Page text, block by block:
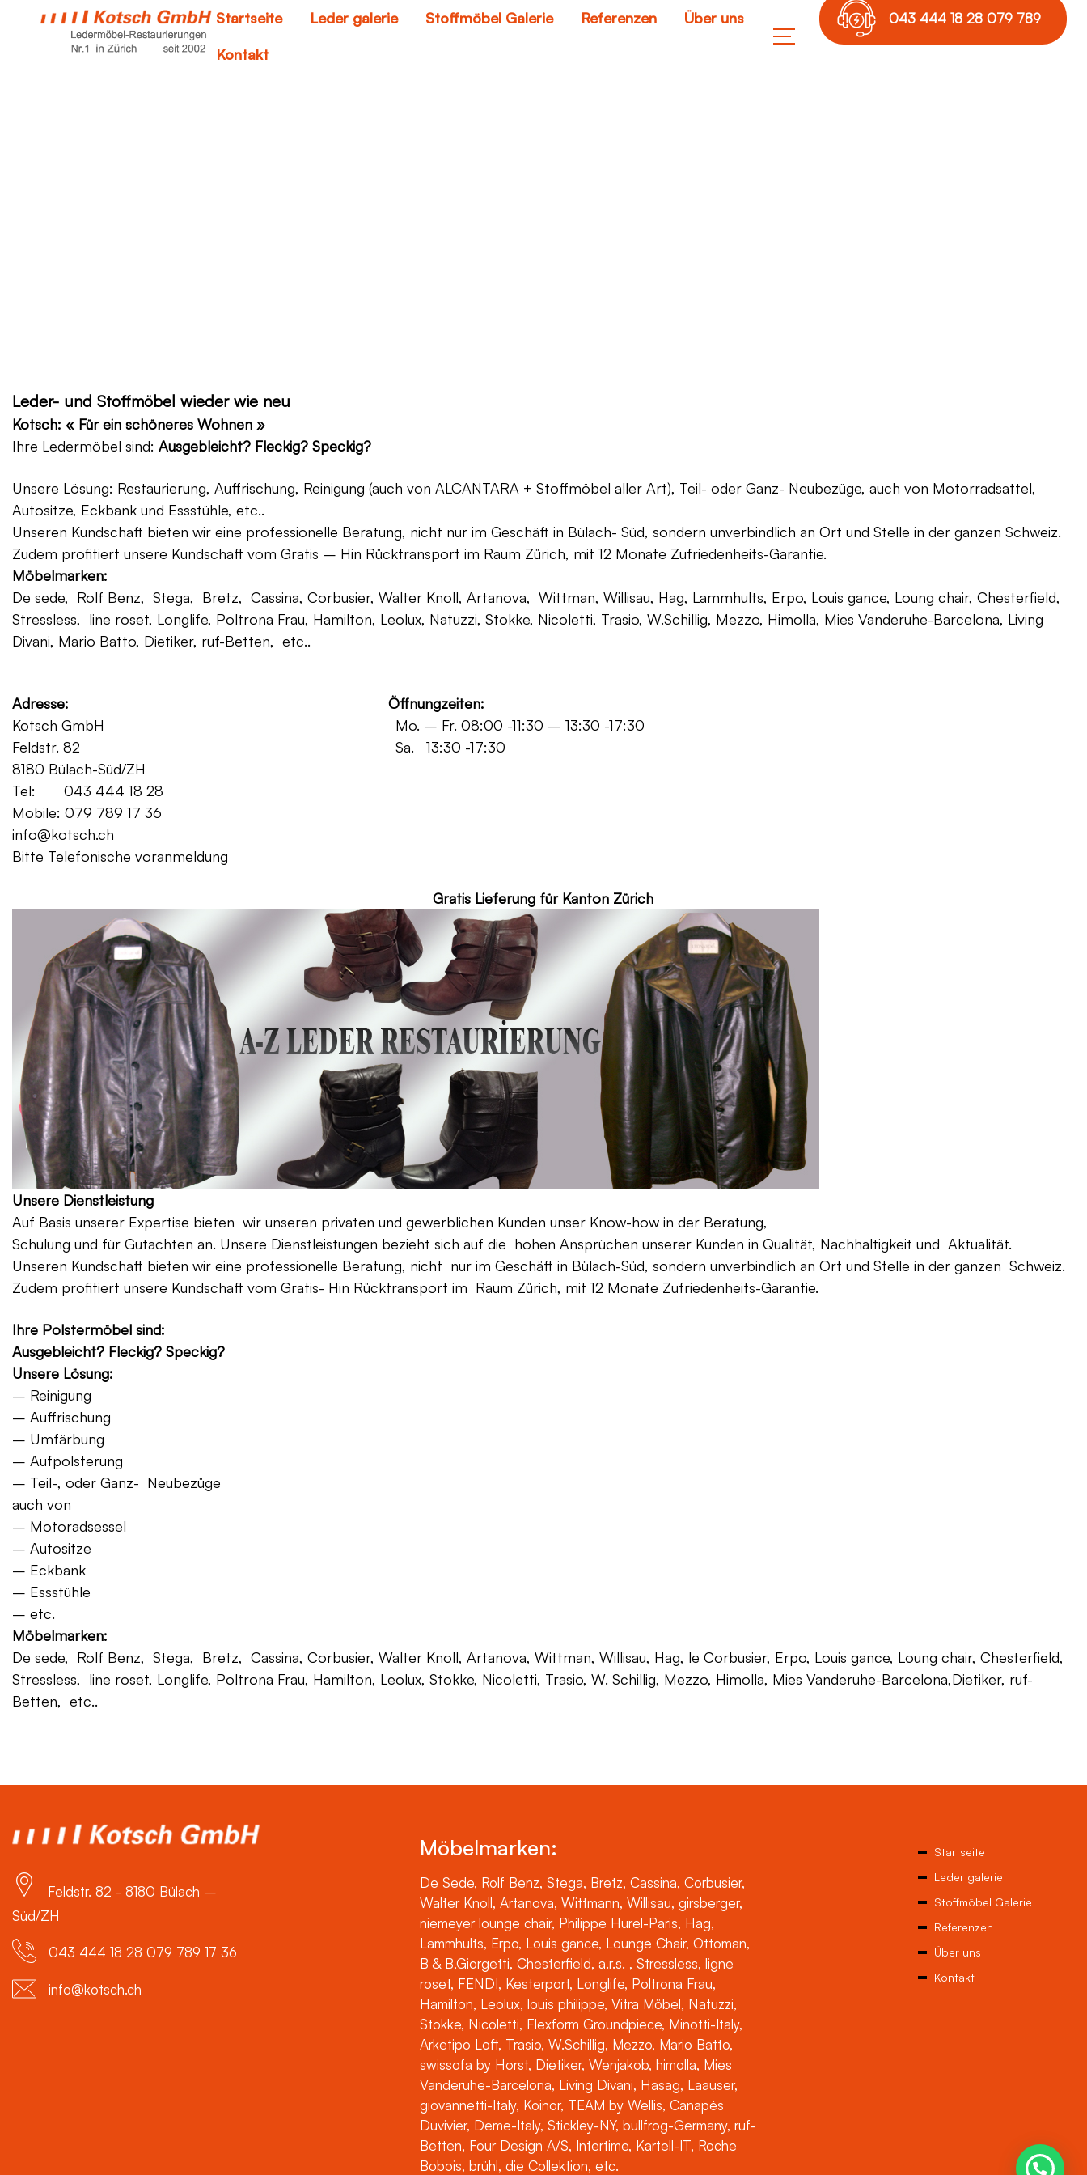
Startseite Leder galerie Stoffmöbel Galerie Referenzen Über uns
Kontakt
043 444 18 28 079 789
Leder- und Stoffmöbel wieder wie neu
Kotsch: « Für ein schöneres Wohnen »
Ihre Ledermöbel sind: Ausgebleicht? Fleckig? Speckig?
Unsere Lösung: Restaurierung, Auffrischung, Reinigung (auch von ALCANTARA + Stoffmöbel aller Art), Teil- oder Ganz- Neubezüge, auch von Motorradsattel,
Autositze, Eckbank und Essstühle, etc..
Unseren Kundschaft bieten wir eine professionelle Beratung, nicht nur im Geschäft in Bülach- Süd, sondern unverbindlich an Ort und Stelle in der ganzen Schweiz.
Zudem profitiert unsere Kundschaft vom Gratis – Hin Rücktransport im Raum Zürich, mit 12 Monate Zufriedenheits-Garantie.
Möbelmarken:
De sede, Rolf Benz, Stega, Bretz, Cassina, Corbusier, Walter Knoll, Artanova, Wittman, Willisau, Hag, Lammhults, Erpo, Louis gance, Loung chair, Chesterfield,
Stressless, line roset, Longlife, Poltrona Frau, Hamilton, Leolux, Natuzzi, Stokke, Nicoletti, Trasio, W.Schillig, Mezzo, Himolla, Mies Vanderuhe-Barcelona, Living
Divani, Mario Batto, Dietiker, ruf-Betten, etc..
Adresse:
Öffnungzeiten:
Kotsch GmbH Mo. – Fr. 08:00 -11:30 – 13:30 -17:30
Feldstr. 82 Sa. 13:30 -17:30
8180 Bülach-Süd/ZH
Tel: 043 444 18 28
Mobile: 079 789 17 36
info@kotsch.ch
Bitte Telefonische voranmeldung
Gratis Lieferung für Kanton Zürich
Unsere Dienstleistung
Auf Basis unserer Expertise bieten wir unseren privaten und gewerblichen Kunden unser Know-how in der Beratung,
Schulung und für Gutachten an. Unsere Dienstleistungen bezieht sich auf die hohen Ansprüchen unserer Kunden in Qualität, Nachhaltigkeit und Aktualität.
Unseren Kundschaft bieten wir eine professionelle Beratung, nicht nur im Geschäft in Bülach-Süd, sondern unverbindlich an Ort und Stelle in der ganzen Schweiz.
Zudem profitiert unsere Kundschaft vom Gratis- Hin Rücktransport im Raum Zürich, mit 12 Monate Zufriedenheits-Garantie.
Ihre Polstermöbel sind:
Ausgebleicht? Fleckig? Speckig?
Unsere Lösung:
– Reinigung
– Auffrischung
– Umfärbung
– Aufpolsterung
– Teil-, oder Ganz- Neubezüge
auch von
– Motoradsessel
– Autositze
– Eckbank
– Essstühle
– etc.
Möbelmarken:
De sede, Rolf Benz, Stega, Bretz, Cassina, Corbusier, Walter Knoll, Artanova, Wittman, Willisau, Hag, le Corbusier, Erpo, Louis gance, Loung chair, Chesterfield,
Stressless, line roset, Longlife, Poltrona Frau, Hamilton, Leolux, Stokke, Nicoletti, Trasio, W. Schillig, Mezzo, Himolla, Mies Vanderuhe-Barcelona,Dietiker, ruf-
Betten, etc..
Feldstr. 82 - 8180 Bülach –
Süd/ZH
043 444 18 28 079 789 17 36
info@kotsch.ch
Möbelmarken:
De Sede, Rolf Benz, Stega, Bretz, Cassina, Corbusier,
Walter Knoll, Artanova, Wittmann, Willisau, girsberger,
niemeyer lounge chair, Philippe Hurel-Paris, Hag,
Lammhults, Erpo, Louis gance, Lounge Chair, Ottoman,
B & B,Giorgetti, Chesterfield, a.r.s. , Stressless, ligne
roset, FENDI, Kesterport, Longlife, Poltrona Frau,
Hamilton, Leolux, louis philippe, Vitra Möbel, Natuzzi,
Stokke, Nicoletti, Flexform Groundpiece, Minotti-Italy,
Arketipo Loft, Trasio, W.Schillig, Mezzo, Mario Batto,
swissofa by Horst, Dietiker, Wenjakob, himolla, Mies
Vanderuhe-Barcelona, Living Divani, Hasag, Laauser,
giovannetti-Italy, Koinor, TEAM by Wellis, Canapés
Duvivier, Deme-Italy, Stickley-NY, bullfrog-Germany, ruf-
Betten, Four Design A/S, Intertime, Kartell-IT, Roche
Bobois, brühl, die Collektion, etc.
Startseite
Leder galerie
Stoffmöbel Galerie
Referenzen
Über uns
Kontakt